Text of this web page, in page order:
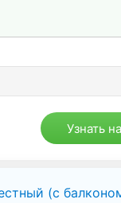
Узнать
(с